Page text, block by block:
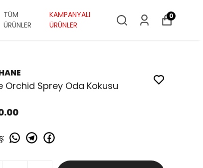
TÜM
ÜRÜNLER
KAMPANYALI
ÜRÜNLER
0
Orchid Sprey Oda Kokusu
: